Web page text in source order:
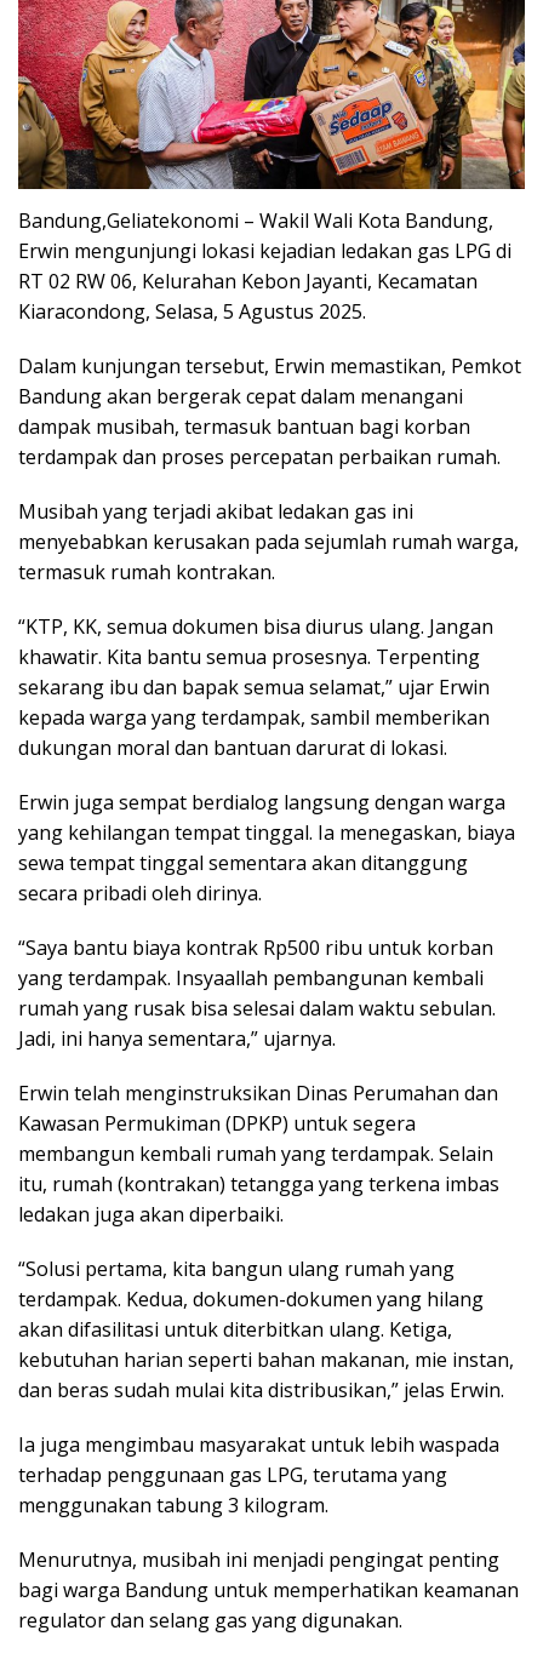
Bandung,Geliatekonomi – Wakil Wali Kota Bandung,
Erwin mengunjungi lokasi kejadian ledakan gas LPG di
RT 02 RW 06, Kelurahan Kebon Jayanti, Kecamatan
Kiaracondong, Selasa, 5 Agustus 2025.
Dalam kunjungan tersebut, Erwin memastikan, Pemkot
Bandung akan bergerak cepat dalam menangani
dampak musibah, termasuk bantuan bagi korban
terdampak dan proses percepatan perbaikan rumah.
Musibah yang terjadi akibat ledakan gas ini
menyebabkan kerusakan pada sejumlah rumah warga,
termasuk rumah kontrakan.
“KTP, KK, semua dokumen bisa diurus ulang. Jangan
khawatir. Kita bantu semua prosesnya. Terpenting
sekarang ibu dan bapak semua selamat,” ujar Erwin
kepada warga yang terdampak, sambil memberikan
dukungan moral dan bantuan darurat di lokasi.
Erwin juga sempat berdialog langsung dengan warga
yang kehilangan tempat tinggal. Ia menegaskan, biaya
sewa tempat tinggal sementara akan ditanggung
secara pribadi oleh dirinya.
“Saya bantu biaya kontrak Rp500 ribu untuk korban
yang terdampak. Insyaallah pembangunan kembali
rumah yang rusak bisa selesai dalam waktu sebulan.
Jadi, ini hanya sementara,” ujarnya.
Erwin telah menginstruksikan Dinas Perumahan dan
Kawasan Permukiman (DPKP) untuk segera
membangun kembali rumah yang terdampak. Selain
itu, rumah (kontrakan) tetangga yang terkena imbas
ledakan juga akan diperbaiki.
“Solusi pertama, kita bangun ulang rumah yang
terdampak. Kedua, dokumen-dokumen yang hilang
akan difasilitasi untuk diterbitkan ulang. Ketiga,
kebutuhan harian seperti bahan makanan, mie instan,
dan beras sudah mulai kita distribusikan,” jelas Erwin.
Ia juga mengimbau masyarakat untuk lebih waspada
terhadap penggunaan gas LPG, terutama yang
menggunakan tabung 3 kilogram.
Menurutnya, musibah ini menjadi pengingat penting
bagi warga Bandung untuk memperhatikan keamanan
regulator dan selang gas yang digunakan.